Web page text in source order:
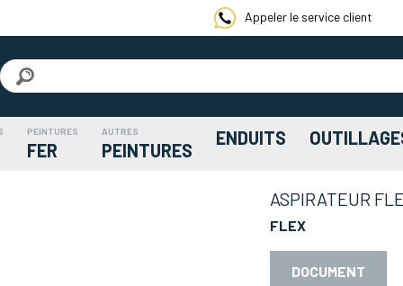
Appeler le service client
PEINTURES
FER
AUTRES
PEINTURES
ENDUITS
ASPIRATEUR
FLEX
DOCUMENT